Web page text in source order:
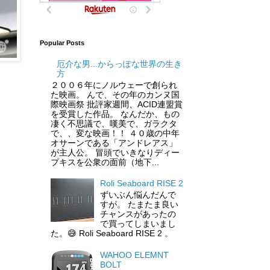
Popular Posts
厄介な男...からっぽな世界の生き
方
２００６年にノルウェーで創られ
た映画。 んで、その年のカンヌ国
際映画祭 批評家週間、ACID連盟賞
を受賞した作品。 なんだか、もの
凄く不思議で、嘆美で、ガラクタ
で、、変な映画！！ ４０歳の中年
オサーンである「アンドレアス」
が主人公。 冒頭でいきなりディー
プキスを公衆の面前（地下...
Roli Seaboard RISE 2
ずいぶん悩んだんで
すが。 たまたま良い
チャンスがあったの
で買ってしまいまし
た。😅 Roli Seaboard RISE 2 。
WAHOO ELEMNT
BOLT